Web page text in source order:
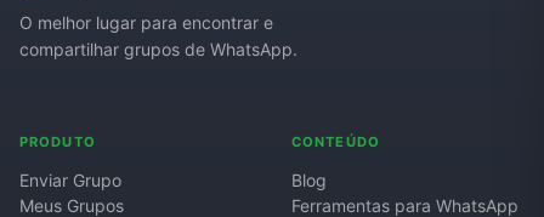
O melhor lugar para encontrar e
compartilhar grupos de WhatsApp.
PRODUTO
Enviar Grupo
Meus Grupos
CONTEÚDO
Blog
Ferramentas para WhatsApp